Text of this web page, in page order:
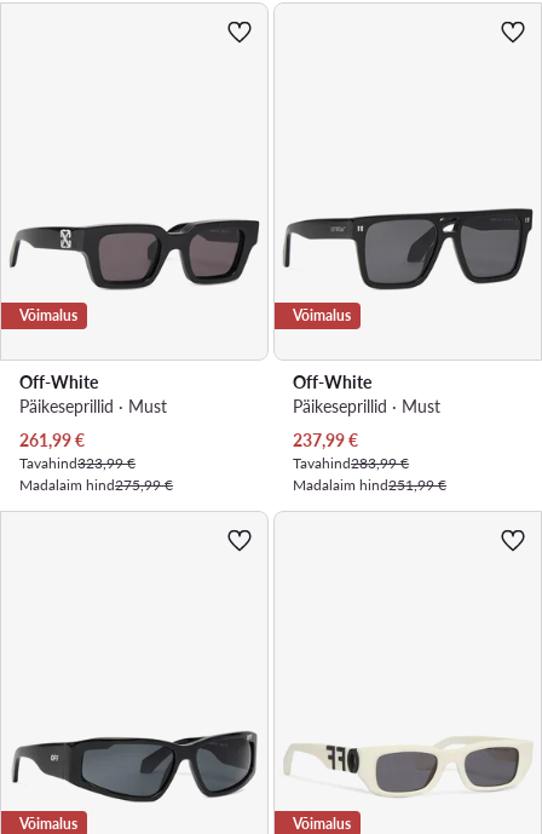
Võimalus
Off-White
Päikeseprillid · Must
Praegune hind
261,99€
Tavahind323,99 €
Madalaim hind275,99 €
Võimalus
Off-White
Päikeseprillid · Must
Praegune hind
237,99€
Tavahind283,99 €
Madalaim hind251,99 €
Võimalus Võimalus